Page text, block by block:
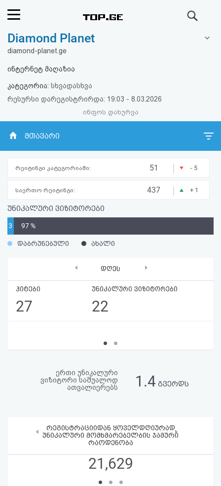
რეიტინგი
ფოსტა
პასუხი
პაროლის
აღდგენა
სალიცენზიო
Diamond Planet
diamond-planet.ge
ინტერნეტ მაღაზია
კატეგორია: სხვადასხვა
რესურსი დარეგისტრირდა: 19:03 - 8.03.2026
ინფოს დახურვა
მთავარი
რეიტინგი კატეგორიაში: 51 | - 5
საერთო რეიტინგი: 437 | + 1
უნიკალური ვიზიტორები
3
%
97 %
დაბრუნებული ახალი
დღეს
ჰიტები
27
უნიკალური ვიზიტორები
22
‹ ›
ერთი უნიკალური
ვიზიტორი საშუალოდ
ათვალიერებს
1.4გვერდს
რეგისტრაციიდან ყოველდღიურად
უნიკალური მომხმარებელბის ჯამური
რაოდენობა
21,629
‹ ›